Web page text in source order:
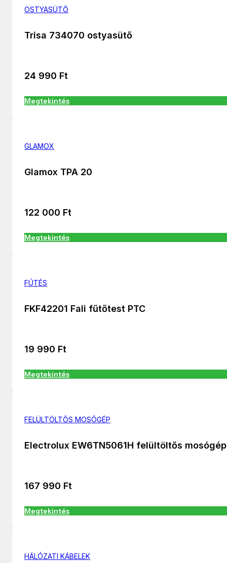
OSTYASÜTŐ
Trisa 734070 ostyasütő
24 990 Ft
Megtekintés
GLAMOX
Glamox TPA 20
122 000 Ft
Megtekintés
FÚTÉS
FKF42201 Fali fűtőtest PTC
19 990 Ft
Megtekintés
FELÜLTÖLTŐS MOSÓGÉP
Electrolux EW6TN5061H felültöltős mosógép
167 990 Ft
Megtekintés
HÁLÓZATI KÁBELEK